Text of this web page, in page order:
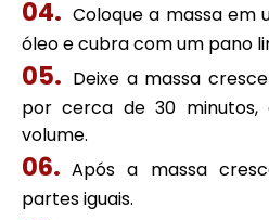
Coloque a massa em
óleo e cubra com um pano
Deixe a massa
por cerca de 30
volume.
Após a massa
partes iguais.